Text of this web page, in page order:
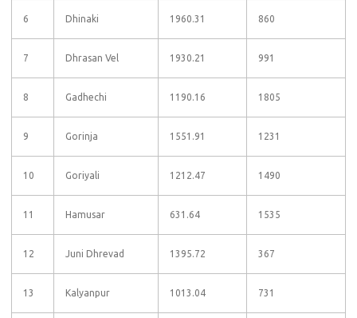
6 Dhinaki 1960.31 860
7 Dhrasan Vel 1930.21 991
8 Gadhechi 1190.16 1805
9 Gorinja 1551.91 1231
10 Goriyali 1212.47 1490
11 Hamusar 631.64 1535
12 Juni Dhrevad 1395.72 367
13 Kalyanpur 1013.04 731